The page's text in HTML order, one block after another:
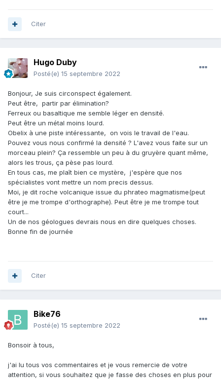
Citer
Hugo Duby
Posté(e) 15 septembre 2022
Bonjour, Je suis circonspect également.
Peut être, partir par élimination?
Ferreux ou basaltique me semble léger en densité.
Peut être un métal moins lourd.
Obelix à une piste intéressante, on vois le travail de l'eau.
Pouvez vous nous confirmé la densité ? L'avez vous faite sur un
morceau plein? Ça ressemble un peu à du gruyère quant même,
alors les trous, ça pèse pas lourd.
En tous cas, me plaît bien ce mystère, j'espère que nos
spécialistes vont mettre un nom precis dessus.
Moi, je dit roche volcanique issue du phrateo magmatisme(peut
être je me trompe d'orthographe). Peut être je me trompe tout
court...
Un de nos géologues devrais nous en dire quelques choses.
Bonne fin de journée
Citer
Bike76
Posté(e) 15 septembre 2022
Bonsoir à tous,
j'ai lu tous vos commentaires et je vous remercie de votre
attention, si vous souhaitez que je fasse des choses en plus pour